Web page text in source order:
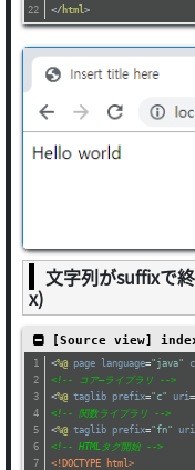
</ html >
文字列がsuffixで
x)
[Source view]
<%@ page language="java"
<!-- コア―ライブラリ -->
<%@ taglib prefix="c" uri =
<!-- 関数ライブラリ -->
<%@ taglib prefix="fn" uri
<!-- HTMLタグ開始 -->
<!DOCTYPE html>